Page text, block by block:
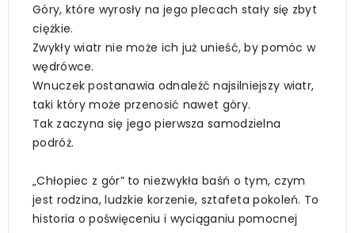
Góry, które wyrosły na jego plecach stały się zbyt
ciężkie.
Zwykły wiatr nie może ich już unieść, by pomóc w
wędrówce.
Wnuczek postanawia odnaleźć najsilniejszy wiatr,
taki który może przenosić nawet góry.
Tak zaczyna się jego pierwsza samodzielna
podróż.
„Chłopiec z gór” to niezwykła baśń o tym, czym
jest rodzina, ludzkie korzenie, sztafeta pokoleń. To
historia o poświęceniu i wyciąganiu pomocnej